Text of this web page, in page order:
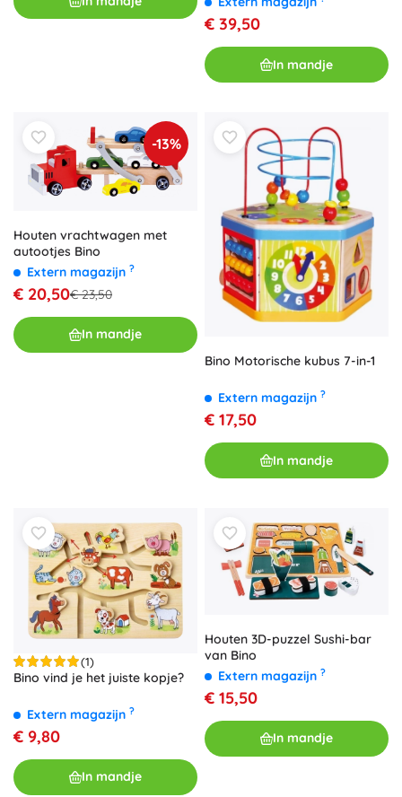
€ 39,50
In mandje
-13%
Houten vrachtwagen met
autootjes Bino
Extern magazijn ?
€ 20,50€ 23,50
In mandje
Bino Motorische kubus 7-in-1
Extern magazijn ?
€ 17,50
In mandje
(1)
Bino vind je het juiste kopje?
Extern magazijn ?
€ 9,80
In mandje
Houten 3D-puzzel Sushi-bar
van Bino
Extern magazijn ?
€ 15,50
In mandje